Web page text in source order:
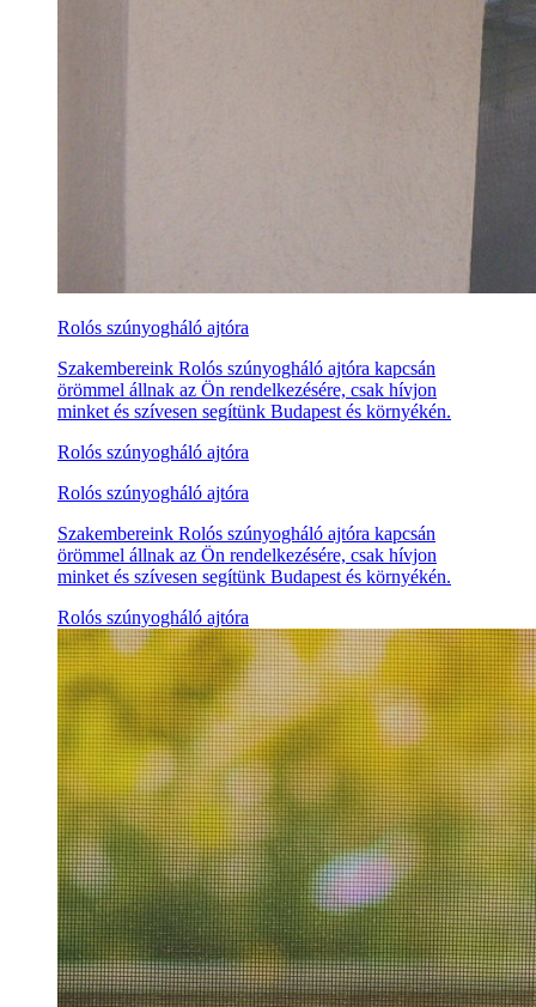
Rolós szúnyogháló ajtóra
Szakembereink Rolós szúnyogháló ajtóra kapcsán
örömmel állnak az Ön rendelkezésére, csak hívjon
minket és szívesen segítünk Budapest és környékén.
Rolós szúnyogháló ajtóra
Rolós szúnyogháló ajtóra
Szakembereink Rolós szúnyogháló ajtóra kapcsán
örömmel állnak az Ön rendelkezésére, csak hívjon
minket és szívesen segítünk Budapest és környékén.
Rolós szúnyogháló ajtóra